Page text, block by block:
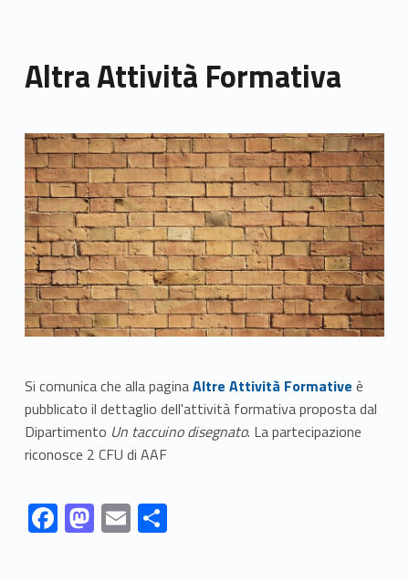
Altra Attività Formativa
Link identifier archive #link-archive-thumb-soap-68178
Si comunica che alla pagina Link identifier #identifier__127767-1
Altre Attività Formative è
pubblicato il dettaglio dell'attività formativa proposta dal
Dipartimento Un taccuino disegnato. La partecipazione
riconosce 2 CFU di AAF
Link identifier #identifier__17269-1 F
ac
Link identifier #identifier__56609-2 M
as
Link identifier #identifier__3849-3 E
m
Link identifier #identifier__96407-4 S
h